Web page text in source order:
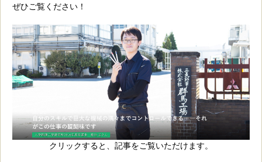
ぜひご覧ください！
クリックすると、記事をご覧いただけます。